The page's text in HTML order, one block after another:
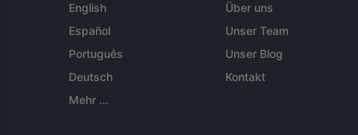
English
Español
Português
Deutsch
Mehr ...
Über uns
Unser Team
Unser Blog
Kontakt